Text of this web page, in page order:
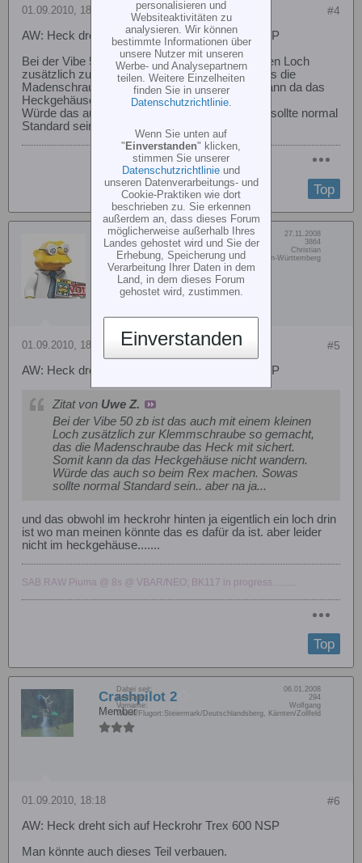
#4
01.09.2010, 18:09
AW: Heck dreht sich auf Heckrohr Trex 600 NSP
Bei der Vibe 50 zb ist das auch mit einem kleinen Loch
zusätzlich zur Klemmschraube so gemacht, das die
Madenschraube das Heck mit sichert. Somit kann da das
Heckgehäuse nicht wandern.
Würde das auch so beim Rex machen. Sowas sollte normal
Standard sein.. aber na ja...
Top
cc1975
Senior Member
Dabei seit:
27.11.2008
Beiträge:
3864
Vorname:
Christian
Wohn/Flugort: Dettingen, Baden-Württemberg
#5
01.09.2010, 18:13
AW: Heck dreht sich auf Heckrohr Trex 600 NSP
Zitat von Uwe Z.
Bei der Vibe 50 zb ist das auch mit einem kleinen
Loch zusätzlich zur Klemmschraube so gemacht,
das die Madenschraube das Heck mit sichert.
Somit kann da das Heckgehäuse nicht wandern.
Würde das auch so beim Rex machen. Sowas
sollte normal Standard sein.. aber na ja...
und das obwohl im heckrohr hinten ja eigentlich ein loch drin
ist wo man meinen könnte das es dafür da ist. aber leider
nicht im heckgehäuse.......
SAB RAW Piuma @ 8s @ VBAR/NEO; BK117 in progress..........
Top
Crashpilot 2
Member
Dabei seit:
06.01.2008
Beiträge:
294
Vorname:
Wolfgang
Wohn/Flugort: Steiermark/Deutschlandsberg, Kärnten/Zollfeld
#6
01.09.2010, 18:18
AW: Heck dreht sich auf Heckrohr Trex 600 NSP
Man könnte auch dieses Teil verbauen.
personalisieren und
Websiteaktivitäten zu
analysieren. Wir können
bestimmte Informationen über
unsere Nutzer mit unseren
Werbe- und Analysepartnern
teilen. Weitere Einzelheiten
finden Sie in unserer
Datenschutzrichtlinie.
Wenn Sie unten auf
" Einverstanden" klicken,
stimmen Sie unserer
Datenschutzrichtlinie und
unseren Datenverarbeitungs- und
Cookie-Praktiken wie dort
beschrieben zu. Sie erkennen
außerdem an, dass dieses Forum
möglicherweise außerhalb Ihres
Landes gehostet wird und Sie der
Erhebung, Speicherung und
Verarbeitung Ihrer Daten in dem
Land, in dem dieses Forum
gehostet wird, zustimmen.
Einverstanden